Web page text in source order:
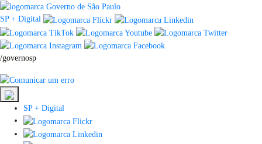
SP + Digital
/governosp
SP + Digital